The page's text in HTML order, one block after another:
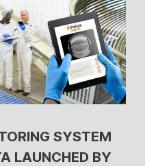
SYSTEM
LAUNCHED BY